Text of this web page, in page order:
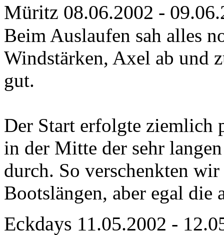
Müritz 08.06.2002 -
Beim Auslaufen sah alles
Windstärken, Axel ab und
gut.
Der Start erfolgte ziemlich
in der Mitte der sehr
durch. So verschenkten
Bootslängen, aber egal die
Eckdays 11.05.2002 -